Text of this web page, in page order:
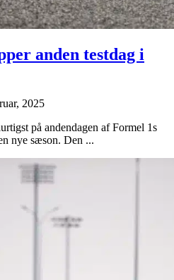
anden testdag i
2025
på andendagen af Formel 1s
nye sæson. Den ...